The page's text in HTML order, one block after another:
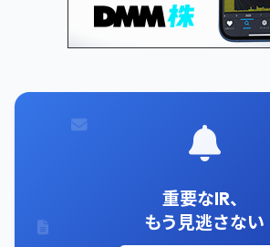
重要なIR、
もう見逃さない